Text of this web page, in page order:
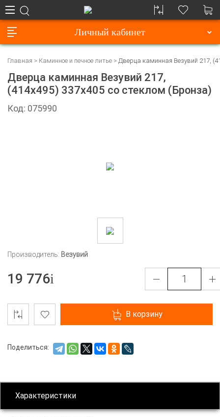
Личный кабинет
Главная Каминное и печное литье Дверца каминная Везувий 217,
Дверца каминная Везувий 217,
(414х495) 337х405 со стеклом (Бронза)
Код: 075990
Производитель: Везувий
19 776
В корзину
Поделиться:
Характеристики